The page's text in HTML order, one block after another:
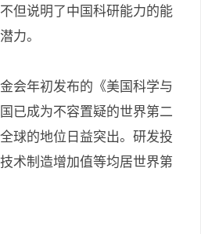
但说明了中国科研能力的能
力。
会年初发布的《美国科学与
已成为不容置疑的世界第二
球的地位日益突出。研发投
术制造增加值等均居世界第